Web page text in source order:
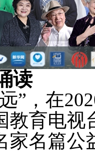
读
”，在
教育电视
家名篇公